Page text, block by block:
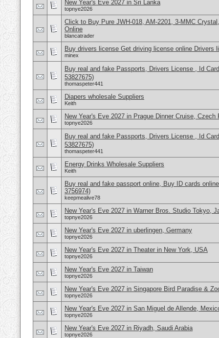
New Year's Eve 2027 in Sri Lanka
topnye2026
Click to Buy Pure JWH-018, AM-2201, 3-MMC
Online
blancatrader
Buy drivers license Get driving license online Drivers
minex
Buy real and fake Passports, Drivers License , Id
53827675)
thomaspeter441
Diapers wholesale Suppliers
Keith
New Year's Eve 2027 in Prague Dinner Cruise, Czech
topnye2026
Buy real and fake Passports, Drivers License , Id
53827675)
thomaspeter441
Energy Drinks Wholesale Suppliers
Keith
Buy real and fake passport online, Buy ID cards
3756974)
keepmealive78
New Year's Eve 2027 in Warner Bros. Studio Tokyo,
topnye2026
New Year's Eve 2027 in uberlingen, Germany
topnye2026
New Year's Eve 2027 in Theater in New York, USA
topnye2026
New Year's Eve 2027 in Taiwan
topnye2026
New Year's Eve 2027 in Singapore Bird Paradise &
topnye2026
New Year's Eve 2027 in San Miguel de Allende,
topnye2026
New Year's Eve 2027 in Riyadh, Saudi Arabia
topnye2026